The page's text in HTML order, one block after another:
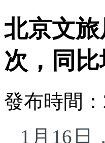
北京文旅
次，同
發布時間
1月16日